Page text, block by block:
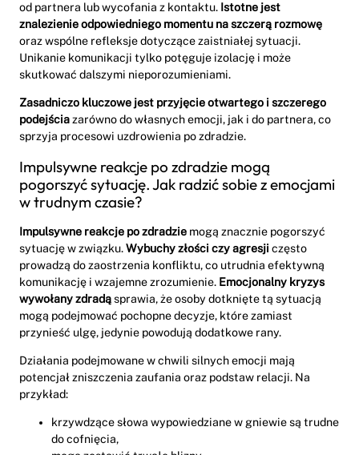
od partnera lub wycofania z kontaktu. Istotne jest
znalezienie odpowiedniego momentu na szczerą rozmowę
oraz wspólne refleksje dotyczące zaistniałej sytuacji.
Unikanie komunikacji tylko potęguje izolację i może
skutkować dalszymi nieporozumieniami.
Zasadniczo kluczowe jest przyjęcie otwartego i szczerego
podejściazarówno do własnych emocji, jak i do partnera, co
sprzyja procesowi uzdrowienia po zdradzie.
Impulsywne reakcje po zdradzie mogą
pogorszyć sytuację. Jak radzić sobie z emocjami
w trudnym czasie?
Impulsywne reakcje po zdradzie mogą znacznie pogorszyć
sytuację w związku.Wybuchy złości czy agresji często
prowadzą do zaostrzenia konfliktu, co utrudnia efektywną
komunikację i wzajemne zrozumienie. Emocjonalny kryzys
wywołany zdradąsprawia, że osoby dotknięte tą sytuacją
mogą podejmować pochopne decyzje, które zamiast
przynieść ulgę, jedynie powodują dodatkowe rany.
Działania podejmowane w chwili silnych emocji mają
potencjał zniszczenia zaufania oraz podstaw relacji. Na
przykład:
krzywdzące słowa wypowiedziane w gniewie są trudne
do cofnięcia,